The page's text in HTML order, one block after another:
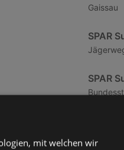
Gaissau
SPAR
SPAR
mit welchen wir